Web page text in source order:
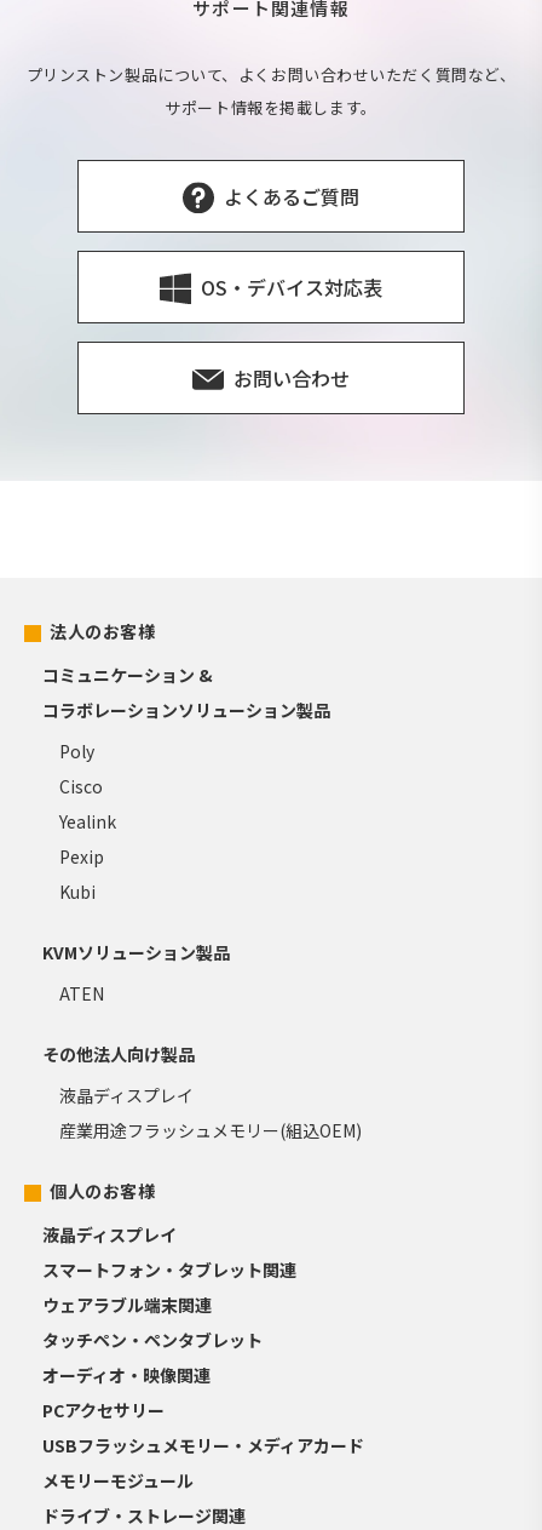
サポート関連情報
プリンストン製品について、よくお問い合わせいただく質問など、
サポート情報を掲載します。
よくあるご質問
OS・デバイス対応表
お問い合わせ
法人のお客様
コミュニケーション &
コラボレーションソリューション製品
Poly
Cisco
Yealink
Pexip
Kubi
KVMソリューション製品
ATEN
その他法人向け製品
液晶ディスプレイ
産業用途フラッシュメモリー(組込OEM)
個人のお客様
液晶ディスプレイ
スマートフォン・タブレット関連
ウェアラブル端末関連
タッチペン・ペンタブレット
オーディオ・映像関連
PCアクセサリー
USBフラッシュメモリー・メディアカード
メモリーモジュール
ドライブ・ストレージ関連